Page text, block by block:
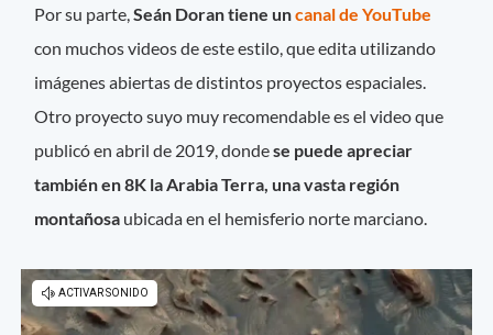
Por su parte,Seán Doran tiene uncanal de YouTube
con muchos videos de este estilo, que edita utilizando
imágenes abiertas de distintos proyectos espaciales.
Otro proyecto suyo muy recomendable es el video que
publicó en abril de 2019, dondese puede apreciar
también en 8K la Arabia Terra, una vasta región
montañosa ubicada en el hemisferio norte marciano.